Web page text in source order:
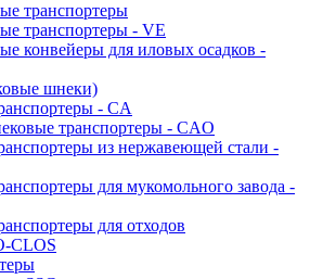
транспортеры
транспортеры - VE
конвейеры для иловых осадков -
шнеки)
- CA
транспортеры - CAO
из нержавеющей стали -
для мукомольного завода -
для отходов
CLOS